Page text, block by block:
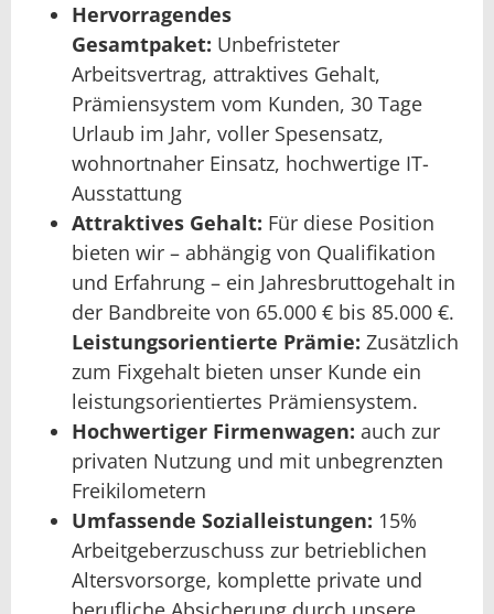
Hervorragendes
Gesamtpaket: Unbefristeter
Arbeitsvertrag, attraktives Gehalt,
Prämiensystem vom Kunden, 30 Tage
Urlaub im Jahr, voller Spesensatz,
wohnortnaher Einsatz, hochwertige IT-
Ausstattung
Attraktives Gehalt: Für diese Position
bieten wir – abhängig von Qualifikation
und Erfahrung – ein Jahresbruttogehalt in
der Bandbreite von 65.000 € bis 85.000 €.
Leistungsorientierte Prämie: Zusätzlich
zum Fixgehalt bieten unser Kunde ein
leistungsorientiertes Prämiensystem.
Hochwertiger Firmenwagen: auch zur
privaten Nutzung und mit unbegrenzten
Freikilometern
Umfassende Sozialleistungen: 15%
Arbeitgeberzuschuss zur betrieblichen
Altersvorsorge, komplette private und